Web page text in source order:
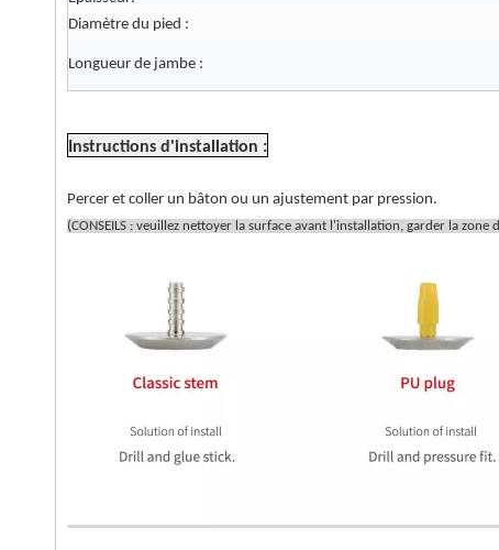
Diamètre du pied :
Longueur de jambe :
Instructions d'installation :
Percer et coller un bâton ou un ajustement par pression.
(CONSEILS : veuillez nettoyer la surface avant l'installation, garder la